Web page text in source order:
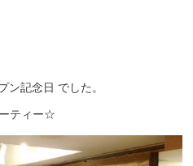
ン記念日 でした。
ティー☆